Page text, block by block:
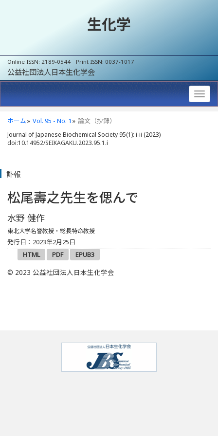
生化学
Online ISSN: 2189-0544 Print ISSN: 0037-1017
公益社団法人日本生化学会
ホーム Vol. 95 - No. 1 論文（抄録）
Journal of Japanese Biochemical Society 95(1): i-ii (2023)
doi:10.14952/SEIKAGAKU.2023.95.1.i
訃報
松尾壽之先生を偲んで
水野 健作
東北大学名誉教授・総長特命教授
発行日：2023年2月25日
HTML
PDF EPUB3
© 2023 公益社団法人日本生化学会